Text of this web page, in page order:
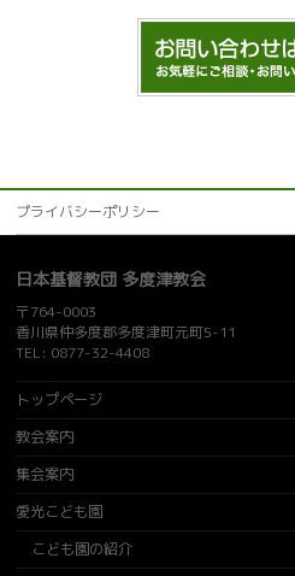
プライバシーポリシー
日本基督教団 多度津教会
〒764-0003
香川県仲多度郡多度津町元町5-11
TEL: 0877-32-4408
トップページ
教会案内
集会案内
愛光こども園
こども園の紹介